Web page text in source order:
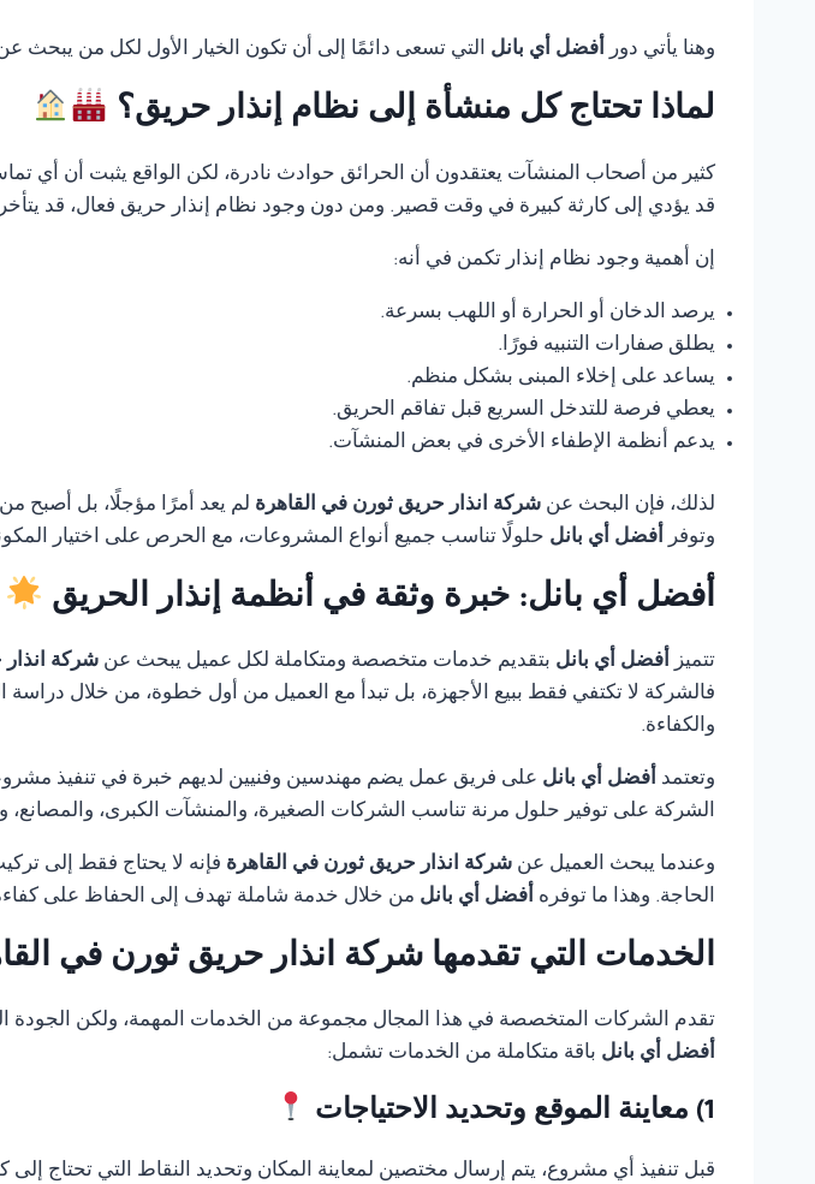
وهنا يأتي دور أفضل أي بانل التي تسعى دائمًا إلى أن تكون الخيار الأول لكل من يبحث
لماذا تحتاج كل منشأة إلى نظام إنذار حريق؟
كثير من أصحاب المنشآت يعتقدون أن الحرائق حوادث نادرة، لكن الواقع يثبت أن أي
قد يؤدي إلى كارثة كبيرة في وقت قصير. ومن دون وجود نظام إنذار حريق فعال، قد
إن أهمية وجود نظام إنذار تكمن في أنه:
يرصد الدخان أو الحرارة أو اللهب بسرعة.
يطلق صفارات التنبيه فورًا.
يساعد على إخلاء المبنى بشكل منظم.
يعطي فرصة للتدخل السريع قبل تفاقم الحريق.
يدعم أنظمة الإطفاء الأخرى في بعض المنشآت.
لذلك، فإن البحث عن شركة انذار حريق ثورن في القاهرة لم يعد أمرًا مؤجلًا، بل أصبح
وتوفر أفضل أي بانل حلولًا تناسب جميع أنواع المشروعات، مع الحرص على اختيار
أفضل أي بانل: خبرة وثقة في أنظمة إنذار الحريق
تتميز أفضل أي بانل بتقديم خدمات متخصصة ومتكاملة لكل عميل يبحث عن شركة
فالشركة لا تكتفي فقط ببيع الأجهزة، بل تبدأ مع العميل من أول خطوة، من خلال دراسة
والكفاءة.
وتعتمد أفضل أي بانل على فريق عمل يضم مهندسين وفنيين لديهم خبرة في تنفيذ
الشركة على توفير حلول مرنة تناسب الشركات الصغيرة، والمنشآت الكبرى، والمصانع،
وعندما يبحث العميل عن شركة انذار حريق ثورن في القاهرة فإنه لا يحتاج فقط إلى
الحاجة. وهذا ما توفره أفضل أي بانل من خلال خدمة شاملة تهدف إلى الحفاظ على
الخدمات التي تقدمها شركة انذار حريق ثورن في
تقدم الشركات المتخصصة في هذا المجال مجموعة من الخدمات المهمة، ولكن الجودة
أفضل أي بانل باقة متكاملة من الخدمات تشمل:
1) معاينة الموقع وتحديد الاحتياجات
قبل تنفيذ أي مشروع، يتم إرسال مختصين لمعاينة المكان وتحديد النقاط التي تحتاج